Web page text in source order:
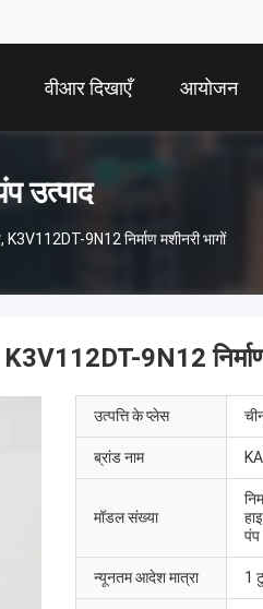
वीआर दिखाएँ आयोजन
उत्पाद
K3V112DT-9N12 निर्माण मशीनरी भागों
9N12
उत्पत्ति के प्लेस
ब्रांड नाम
मॉडल संख्या
पंप
न्यूनतम आदेश मात्रा 1